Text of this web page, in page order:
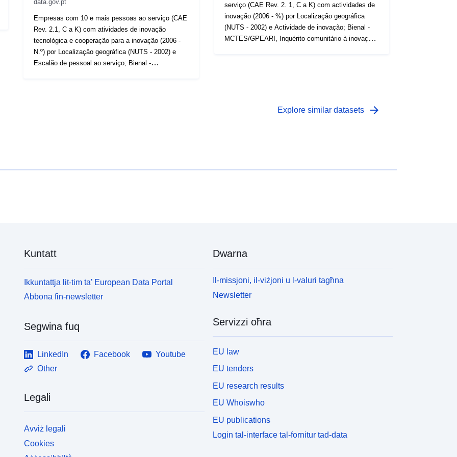
(WIRTSCHAFTSABSCHNITT)
Bestand zum
Stichtag/Monatsendbestand
(BESTAND) Zugänge im
data.gov.pt
Empresas com 10 e mais pessoas ao serviço (CAE
Rev. 2.1, C a K) com atividades de inovação
tecnológica e cooperação para a inovação (2006 -
N.º) por Localização geográfica (NUTS - 2002) e
Escalão de pessoal ao serviço; Bienal -
serviço (CAE Rev. 2. 1, C a K) com actividades de
inovação (2006 - %) por Localização geográfica
(NUTS - 2002) e Actividade de inovação; Bienal -
MCTES/GPEARI, Inquérito comunitário à inovação
Explore similar datasets arrow_forward
Kuntatt
Ikkuntattja lit-tim ta’ European Data Portal
Abbona fin-newsletter
Segwina fuq
LinkedIn Facebook
Youtube
Other
Legali
Avviż legali
Cookies
Dwarna
Il-missjoni, il-viżjoni u l-valuri tagħna
Newsletter
Servizzi oħra
EU law
EU tenders
EU research results
EU Whoiswho
EU publications
Login tal-interface tal-fornitur tad-data